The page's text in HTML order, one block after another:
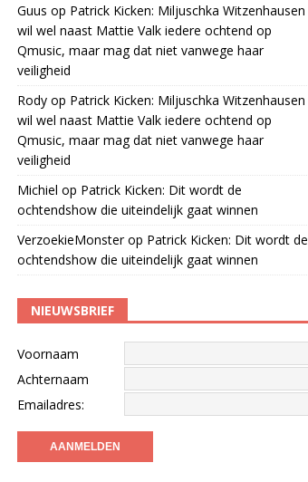
Guus op Patrick Kicken: Miljuschka Witzenhausen
wil wel naast Mattie Valk iedere ochtend op
Qmusic, maar mag dat niet vanwege haar
veiligheid
Rodyop Patrick Kicken: Miljuschka Witzenhausen
wil wel naast Mattie Valk iedere ochtend op
Qmusic, maar mag dat niet vanwege haar
veiligheid
Michiel op Patrick Kicken: Dit wordt de
ochtendshow die uiteindelijk gaat winnen
VerzoekieMonsterop Patrick Kicken: Dit wordt de
ochtendshow die uiteindelijk gaat winnen
NIEUWSBRIEF
Voornaam
Achternaam
Emailadres: